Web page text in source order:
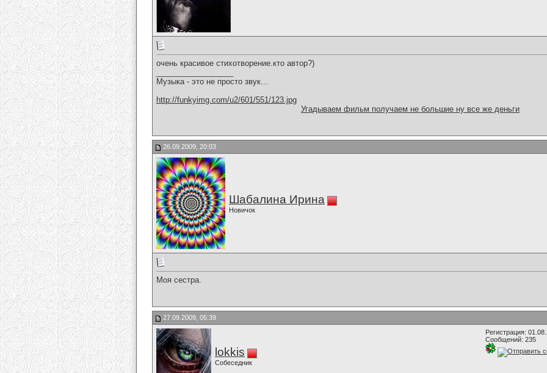
очень красивое стихотворение.кто автор?)
Музыка - это не просто звук...
http://funkyimg.com/u2/601/551/123.jpg
Угадываем фильм получаем не большие ну все же деньги
26.09.2009, 20:03
Шабалина Ирина
Новичок
Моя сестра.
27.09.2009, 05:39
lokkis
Собеседник
Регистрация:
Сообщений: 235